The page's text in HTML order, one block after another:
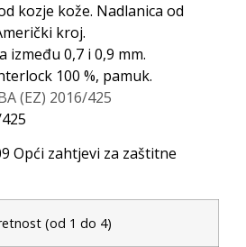
kozje kože. Nadlanica od
kroj.
između 0,7 i 0,9 mm.
100 %, pamuk.
Opći zahtjevi za zaštitne
(od 1 do 4)